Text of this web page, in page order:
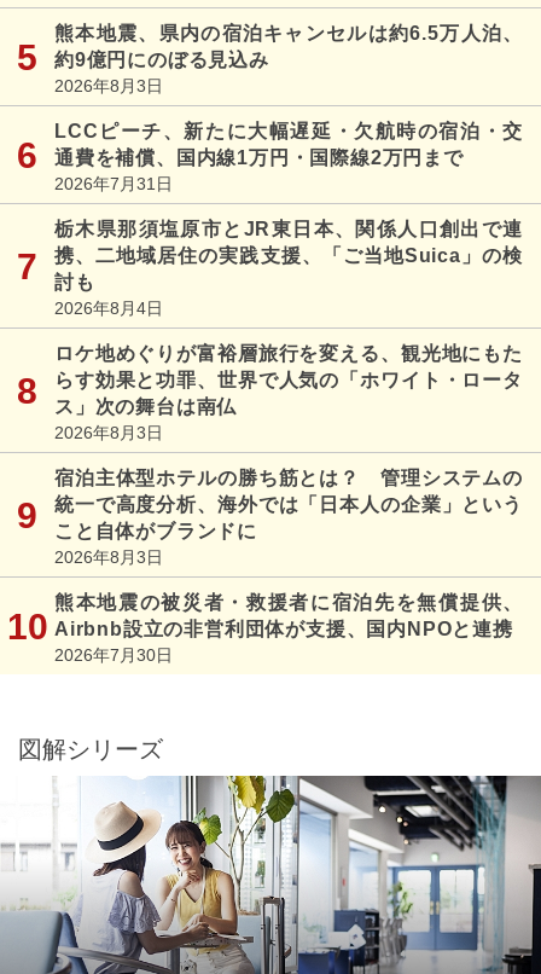
熊本地震、県内の宿泊キャンセルは約6.5万人泊、
約9億円にのぼる見込み
2026年8月3日
LCCピーチ、新たに大幅遅延・欠航時の宿泊・交
通費を補償、国内線1万円・国際線2万円まで
2026年7月31日
栃木県那須塩原市とJR東日本、関係人口創出で連
携、二地域居住の実践支援、「ご当地Suica」の検
討も
2026年8月4日
ロケ地めぐりが富裕層旅行を変える、観光地にもた
らす効果と功罪、世界で人気の「ホワイト・ロータ
ス」次の舞台は南仏
2026年8月3日
宿泊主体型ホテルの勝ち筋とは？ 管理システムの
統一で高度分析、海外では「日本人の企業」という
こと自体がブランドに
2026年8月3日
熊本地震の被災者・救援者に宿泊先を無償提供、
Airbnb設立の非営利団体が支援、国内NPOと連携
2026年7月30日
図解シリーズ